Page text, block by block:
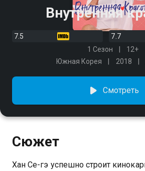
Внутренняя
7.5
7.7
1 Сезон
12+
Южная Корея
2018
Смотреть
Сюжет
Хан Се-гэ успешно строит